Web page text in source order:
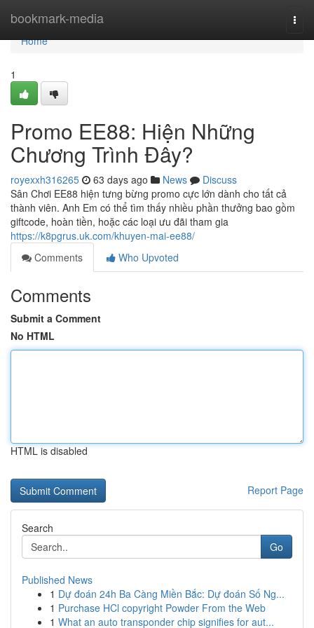
bookmark-media
Home
Home
1
Promo EE88: Hiện Những
Chương Trình Đây?
royexxh316265 63 days ago News
Discuss
Sân Chơi EE88 hiện tưng bừng promo cực lớn dành cho tất cả
thành viên. Anh Em có thể tìm thấy nhiều phần thưởng bao gồm
giftcode, hoàn tiền, hoặc các loại ưu đãi tham gia
https://k8pgrus.uk.com/khuyen-mai-ee88/
Comments
Who Upvoted
Comments
Submit a Comment
No HTML
HTML is disabled
Report Page
Search
Go
Published News
1 Dự đoán 24h Ba Càng Miền Bắc: Dự đoán Số Ng...
1 Purchase HCl copyright Powder From the Web
1 What an auto transponder chip signifies for aut...